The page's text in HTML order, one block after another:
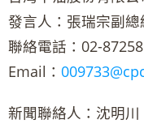
發言人：張瑞宗副總
聯絡電話：02-
Email：
新聞聯絡人：沈明川